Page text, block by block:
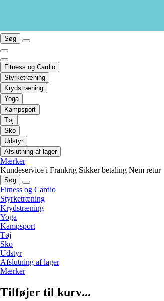
Søg
Fitness og Cardio
Styrketræning
Krydstræning
Yoga
Kampsport
Tøj
Sko
Udstyr
Afslutning af lager
Mærker
Kundeservice i Frankrig Sikker betaling Nem retur
Søg
Fitness og Cardio
Styrketræning
Krydstræning
Yoga
Kampsport
Tøj
Sko
Udstyr
Afslutning af lager
Mærker
Tilføjer til kurv...